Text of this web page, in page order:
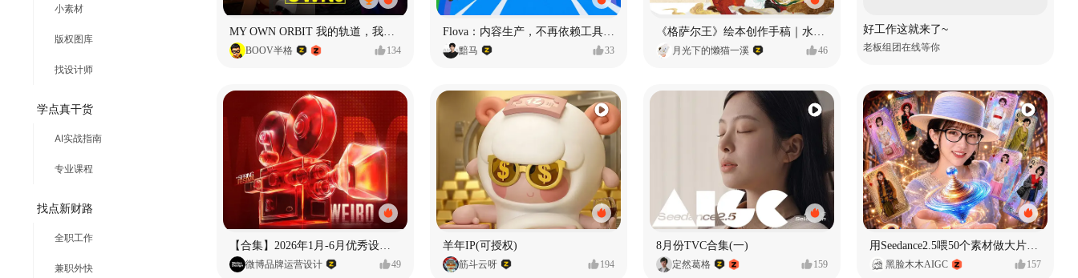
小素材
版权图库
找设计师
学点真干货
AI实战指南
专业课程
找点新财路
全职工作
兼职外快
MY OWN ORBIT 我的轨道，我的定义#MVLAND嘻哈狂欢派对
BOOV半格 134
Flova：内容生产，不再依赖工具切换
黯马 33
《格萨尔王》绘本创作手稿｜水彩墨韵下的史诗回响
月光下的懒猫一溪 46
好工作这就来了~
老板组团在线等你
微博品牌运营设计 49
羊年IP(可授权)
筋斗云呀 194
8月份TVC合集(一)
定然葛格 159 黑脸木木AIGC 157